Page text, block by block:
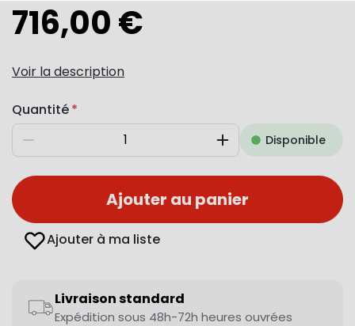
716,00 €
Voir la description
Quantité
Diminuer AugmenterDisponible
Ajouter au panier
Ajouter à ma liste
Livraison standard
Expédition sous 48h-72h heures ouvrées